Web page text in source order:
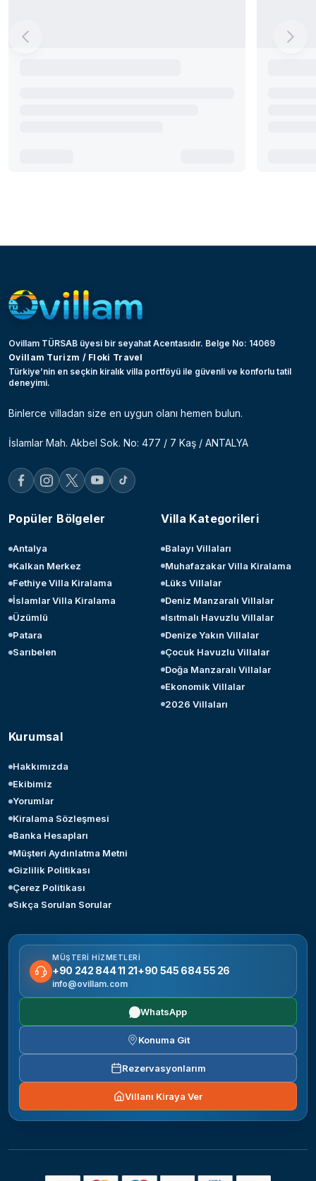
Ovillam TÜRSAB üyesi bir seyahat Acentasıdır. Belge No: 14069
Ovillam Turizm / Floki Travel
Türkiye’nin en seçkin kiralık villa portföyü ile güvenli ve konforlu tatil
deneyimi.
Binlerce villadan size en uygun olanı hemen bulun.
İslamlar Mah. Akbel Sok. No: 477 / 7 Kaş / ANTALYA
Popüler Bölgeler
Antalya
Kalkan Merkez
Fethiye Villa Kiralama
İslamlar Villa Kiralama
Üzümlü
Patara
Sarıbelen
Villa Kategorileri
Balayı Villaları
Muhafazakar Villa Kiralama
Lüks Villalar
Deniz Manzaralı Villalar
Isıtmalı Havuzlu Villalar
Denize Yakın Villalar
Çocuk Havuzlu Villalar
Doğa Manzaralı Villalar
Ekonomik Villalar
2026 Villaları
Kurumsal
Hakkımızda
Ekibimiz
Yorumlar
Kiralama Sözleşmesi
Banka Hesapları
Müşteri Aydınlatma Metni
Gizlilik Politikası
Çerez Politikası
Sıkça Sorulan Sorular
MÜŞTERI HIZMETLERI
+90 242 844 11 21+90 545 684 55 26
info@ovillam.com
WhatsApp
Konuma Git
Rezervasyonlarım
Villanı Kiraya Ver